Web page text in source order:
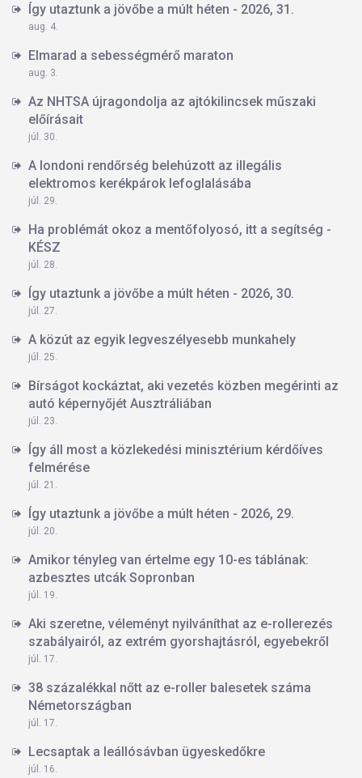
Így utaztunk a jövőbe a múlt héten - 2026, 31.
aug. 4.
Elmarad a sebességmérő maraton
aug. 3.
Az NHTSA újragondolja az ajtókilincsek műszaki
előírásait
júl. 30.
A londoni rendőrség belehúzott az illegális
elektromos kerékpárok lefoglalásába
júl. 29.
Ha problémát okoz a mentőfolyosó, itt a segítség -
KÉSZ
júl. 28.
Így utaztunk a jövőbe a múlt héten - 2026, 30.
júl. 27.
A közút az egyik legveszélyesebb munkahely
júl. 25.
Bírságot kockáztat, aki vezetés közben megérinti az
autó képernyőjét Ausztráliában
júl. 23.
Így áll most a közlekedési minisztérium kérdőíves
felmérése
júl. 21.
Így utaztunk a jövőbe a múlt héten - 2026, 29.
júl. 20.
Amikor tényleg van értelme egy 10-es táblának:
azbesztes utcák Sopronban
júl. 19.
Aki szeretne, véleményt nyilváníthat az e-rollerezés
szabályairól, az extrém gyorshajtásról, egyebekről
júl. 17.
38 százalékkal nőtt az e-roller balesetek száma
Németországban
júl. 17.
Lecsaptak a leállósávban ügyeskedőkre
júl. 16.